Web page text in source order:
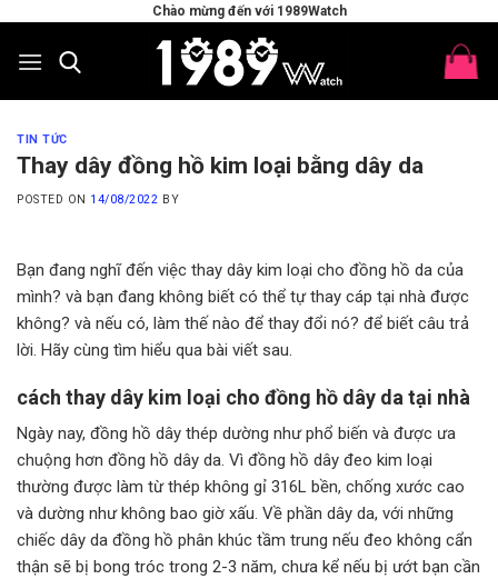
content
Chào mừng đến với 1989Watch
TIN TỨC
Thay dây đồng hồ kim loại bằng dây da
POSTED ON 14/08/2022 BY
Bạn đang nghĩ đến việc thay dây kim loại cho đồng hồ da của
mình? và bạn đang không biết có thể tự thay cáp tại nhà được
không? và nếu có, làm thế nào để thay đổi nó? để biết câu trả
lời. Hãy cùng tìm hiểu qua bài viết sau.
cách thay dây kim loại cho đồng hồ dây da tại nhà
Ngày nay, đồng hồ dây thép dường như phổ biến và được ưa
chuộng hơn đồng hồ dây da. Vì đồng hồ dây đeo kim loại
thường được làm từ thép không gỉ 316L bền, chống xước cao
và dường như không bao giờ xấu. Về phần dây da, với những
chiếc dây da đồng hồ phân khúc tầm trung nếu đeo không cẩn
thận sẽ bị bong tróc trong 2-3 năm, chưa kể nếu bị ướt bạn cần